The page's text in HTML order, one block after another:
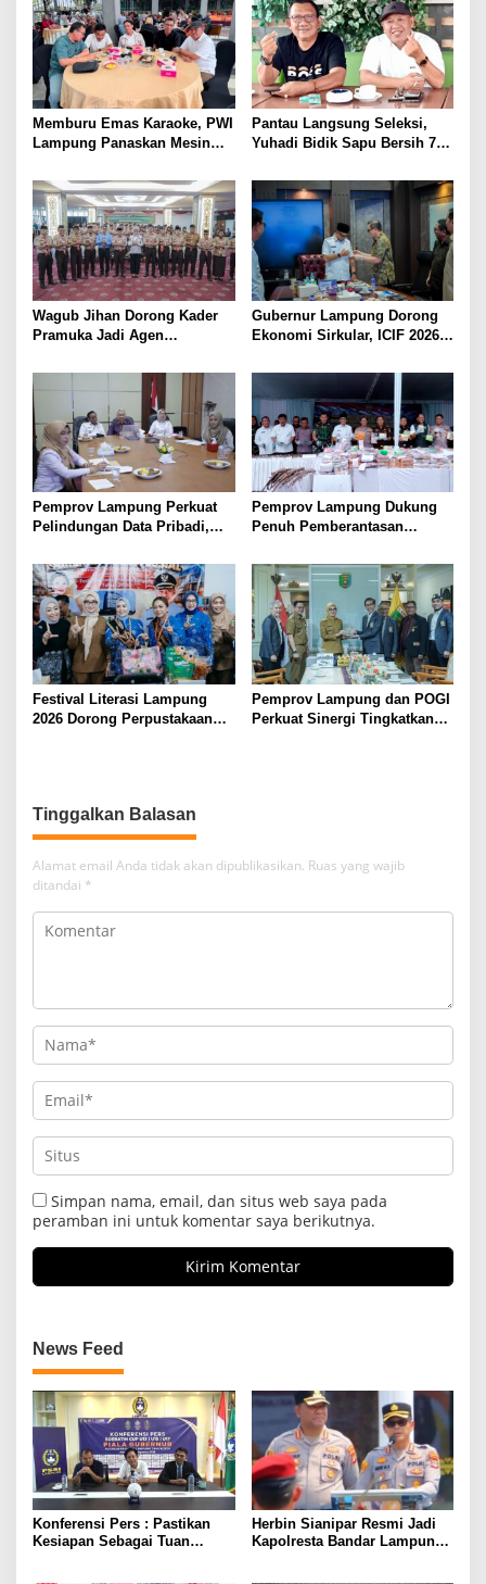
Lampung
Memburu Emas Karaoke, PWI
Lampung Panaskan Mesin
Pantau Langsung Seleksi,
Yuhadi Bidik Sapu Bersih 7
Porwanas 2027
Wagub Jihan Dorong Kader
Pramuka Jadi Agen
2026
Gubernur Lampung Dorong
Ekonomi Sirkular, ICIF 2026
Hijau ke Lampung
Pemprov Lampung Perkuat
Pelindungan Data Pribadi,
Keamanan Siber Aparatur
Pemprov Lampung Dukung
Penuh Pemberantasan
Jaga Keamanan Lampung
Festival Literasi Lampung
2026 Dorong Perpustakaan
Pemprov Lampung dan POGI
Perkuat Sinergi Tingkatkan
Tinggalkan Balasan
Alamat email Anda tidak akan dipublikasikan. Ruas yang wajib
ditandai *
Simpan nama, email, dan situs web saya pada
peramban ini untuk komentar saya berikutnya.
News Feed
Konferensi Pers : Pastikan
Kesiapan Sebagai Tuan
Herbin Sianipar Resmi Jadi
Kapolresta Bandar Lampung,